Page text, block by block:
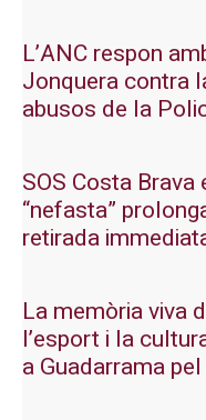
L’ANC respon
Jonquera contra
abusos de la
SOS Costa
“nefasta”
retirada
La memòria viva
l’esport i la
a Guadarrama